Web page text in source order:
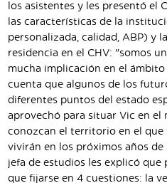
los asistentes y les presentó el
las características de la
personalizada, calidad, ABP) y
residencia en el CHV: "somos
mucha implicación en el ámbito
cuenta que algunos de los
diferentes puntos del estado
aprovechó para situar Vic en el
conozcan el territorio en el que
vivirán en los próximos años de
jefa de estudios les explicó que
que fijarse en 4 cuestiones: la